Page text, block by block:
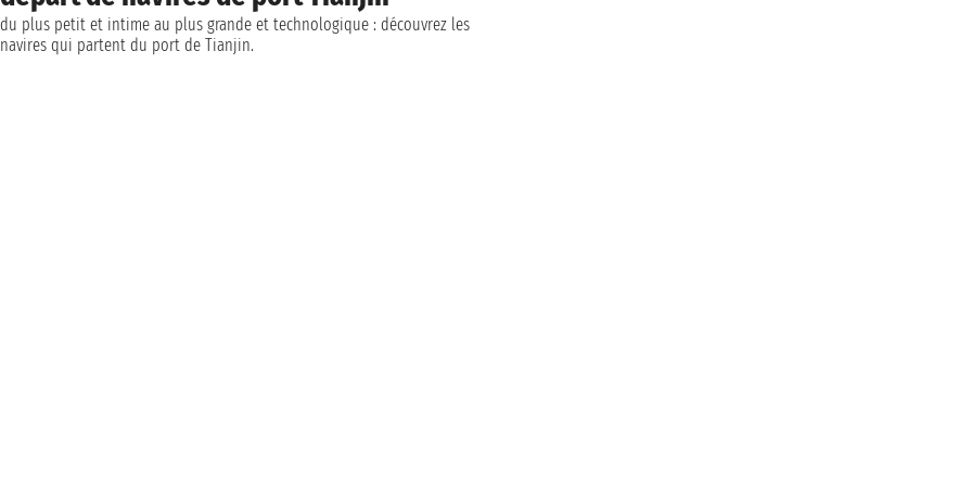
du plus petit et intime au plus grande et technologique : découvrez les
navires qui partent du port de Tianjin.